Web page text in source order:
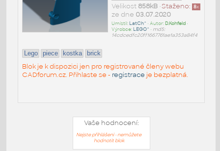
Staženo: 8x
Velikost 858kB•
ze dne 03.07.2020
Umístil: LatCh^ • Autor: D.Kohfeld•
Výrobce: LEGO^ • md5:
14cdcedfc20ff1667761ae1a353a84f4
Lego piece kostka brick
Blok je k dispozici jen pro registrované členy webu
CADforum.cz. Přihlaste se - registrace je bezplatná.
Vaše hodnocení:
Nejste přihlášeni - nemůžete
hodnotit blok